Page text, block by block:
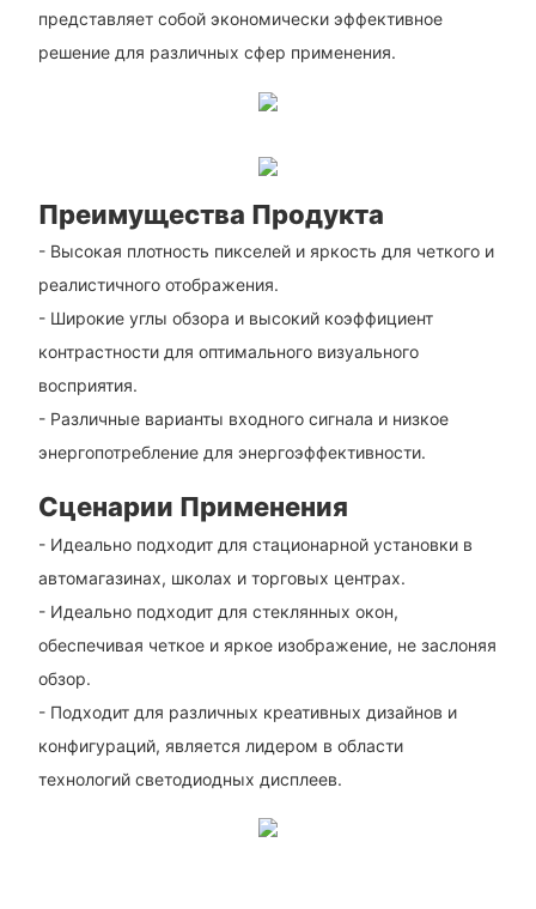
представляет собой экономически эффективное
решение для различных сфер применения.
Преимущества Продукта
- Высокая плотность пикселей и яркость для четкого и
реалистичного отображения.
- Широкие углы обзора и высокий коэффициент
контрастности для оптимального визуального
восприятия.
- Различные варианты входного сигнала и низкое
энергопотребление для энергоэффективности.
Сценарии Применения
- Идеально подходит для стационарной установки в
автомагазинах, школах и торговых центрах.
- Идеально подходит для стеклянных окон,
обеспечивая четкое и яркое изображение, не заслоняя
обзор.
- Подходит для различных креативных дизайнов и
конфигураций, является лидером в области
технологий светодиодных дисплеев.